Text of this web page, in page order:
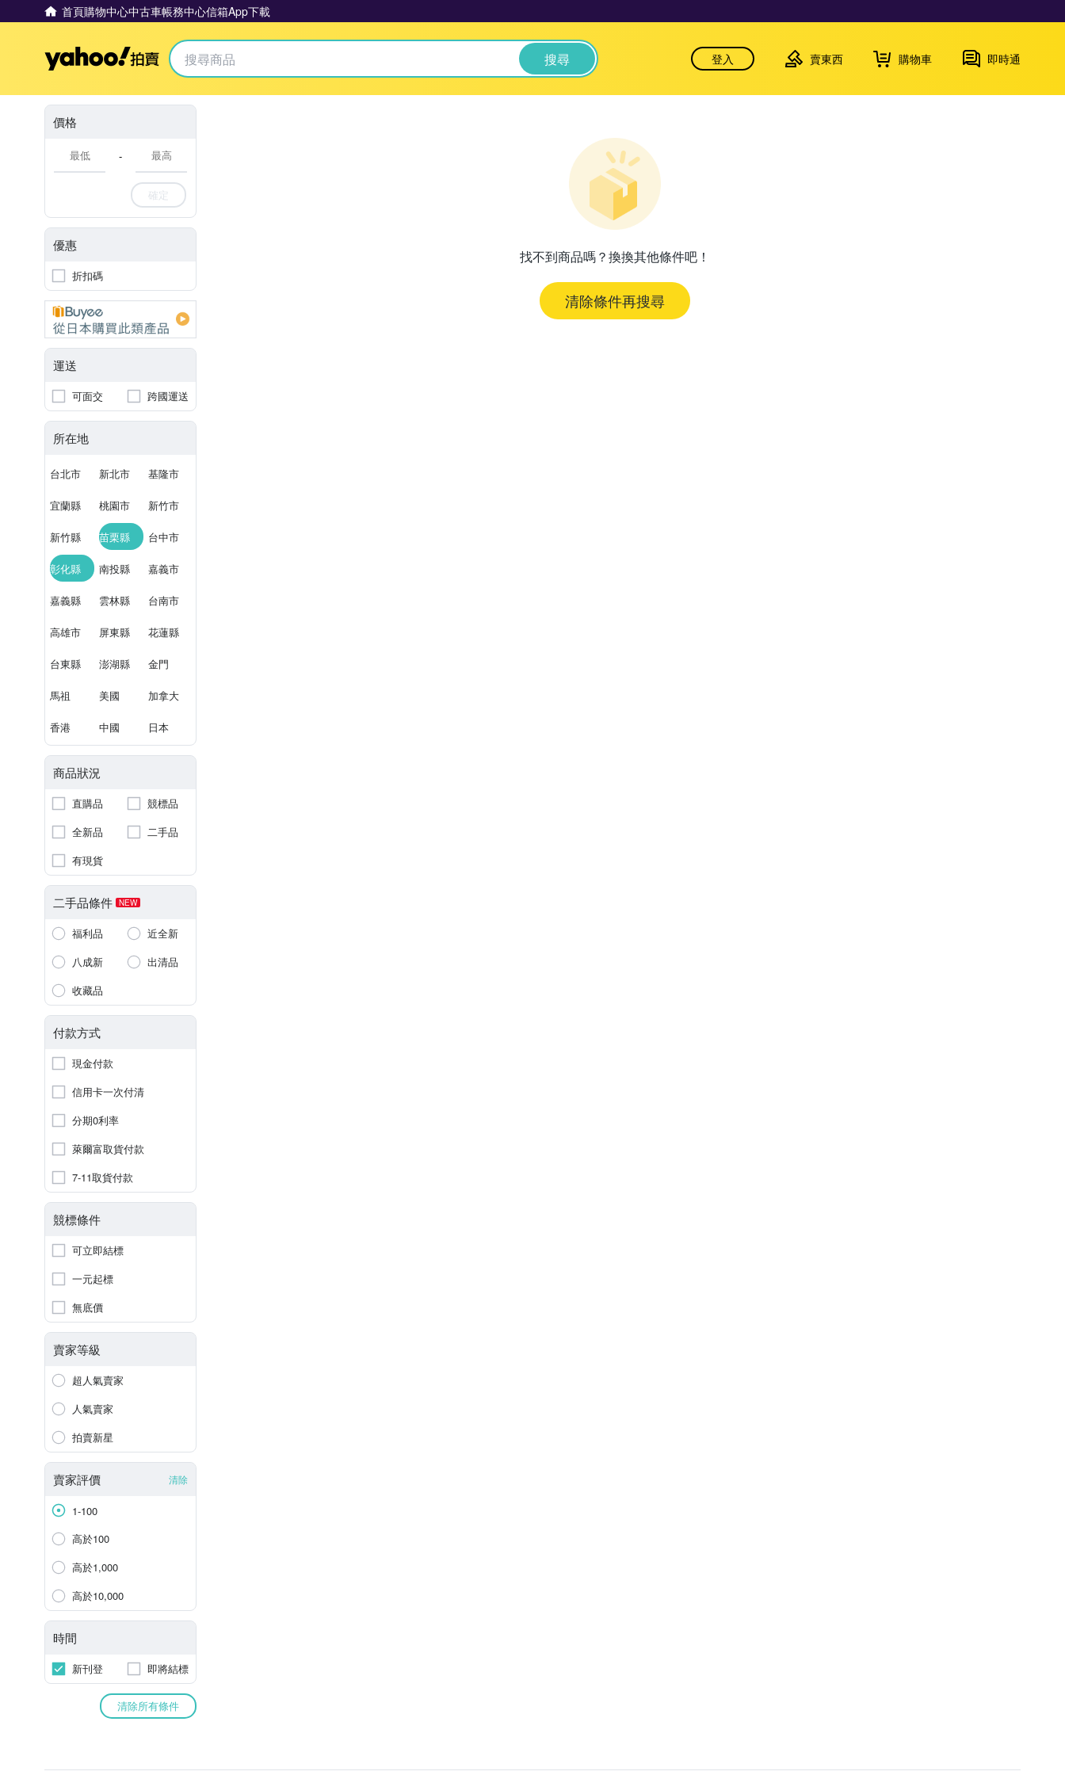
首頁購物中心中古車帳務中心信箱App下載
Yahoo拍賣 搜尋 登入 賣東西 購物車 即時通
價格
-
確定
優惠
折扣碼
運送
可面交 跨國運送
所在地
台北市 新北市 基隆市
宜蘭縣 桃園市 新竹市
新竹縣 苗栗縣 台中市
彰化縣 南投縣 嘉義市
嘉義縣 雲林縣 台南市
高雄市 屏東縣 花蓮縣
台東縣 澎湖縣 金門
馬祖 美國 加拿大
香港 中國 日本
商品狀況
直購品
競標品
全新品
二手品
有現貨
二手品條件 NEW
福利品
近全新
八成新
出清品
收藏品
付款方式
現金付款
信用卡一次付清
分期0利率
萊爾富取貨付款
7-11取貨付款
競標條件
可立即結標
一元起標
無底價
賣家等級
超人氣賣家
人氣賣家
拍賣新星
賣家評價 清除
1-100
高於100
高於1,000
高於10,000
時間
新刊登 即將結標
清除所有條件
找不到商品嗎？換換其他條件吧！
清除條件再搜尋